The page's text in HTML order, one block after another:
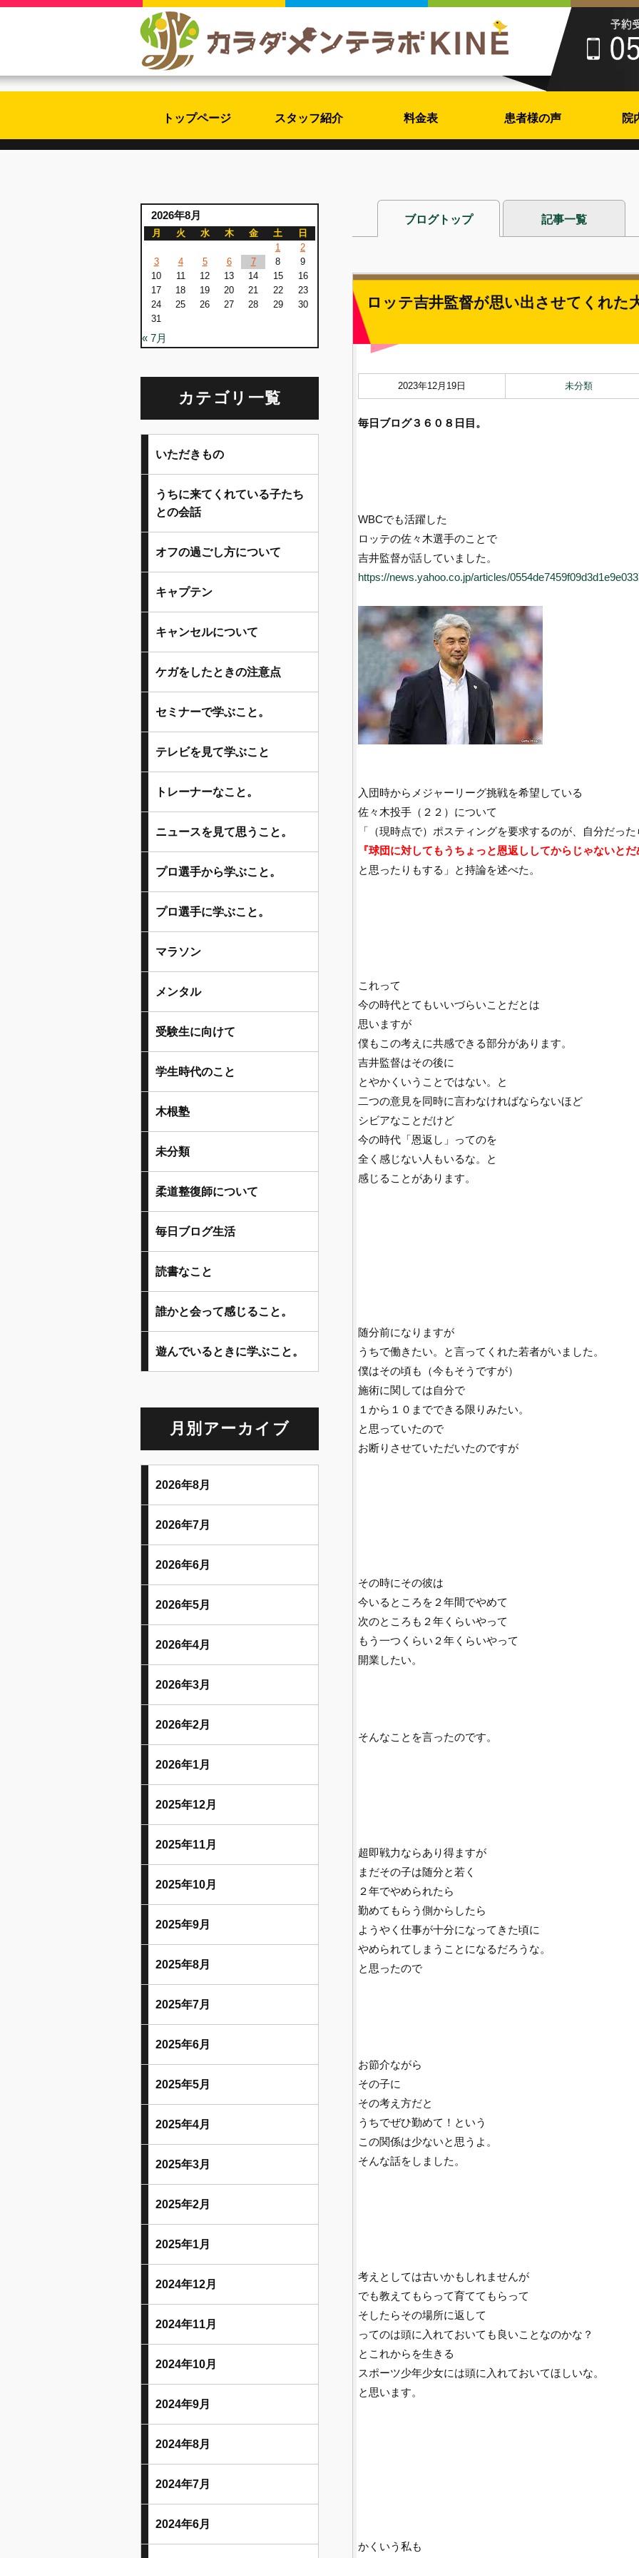
トップページ スタッフ紹介 料金表 患者様の声 院
ブログトップ 記事一覧
ロッテ吉井監督が思い出させてくれた
2023年12月19日 未分類
毎日ブログ３６０８ 日目。
WBCでも活躍した
ロッテの佐々木選手のことで
吉井監督が話していました。
https://news.yahoo.co.jp/articles/
入団時からメジャーリーグ挑戦を希望している
佐々木投手（２２）について
「（現時点で）ポスティングを要求するのが、自分だった
『球団に対してもうちょっと恩返ししてからじゃないとだ
と思ったりもする」と持論を述べた。
これって
今の時代とてもいいづらいことだとは
思いますが
僕もこの考えに共感できる部分があります。
吉井監督はその後に
とやかくいうことではない。と
二つの意見を同時に言わなければならないほど
シビアなことだけど
今の時代「恩返し」ってのを
全く感じない人もいるな。と
感じることがあります。
随分前になりますが
うちで働きたい。と言ってくれた若者がいました。
僕はその頃も（今もそうですが）
施術に関しては自分で
１から１０までできる限りみたい。
と思っていたので
お断りさせていただいたのですが
その時にその彼は
今いるところを２年間でやめて
次のところも２年くらいやって
もう一つくらい２年くらいやって
開業したい。
そんなことを言ったのです。
超即戦力ならあり得ますが
まだその子は随分と若く
２年でやめられたら
勤めてもらう側からしたら
ようやく仕事が十分になってきた頃に
やめられてしまうことになるだろうな。
と思ったので
お節介ながら
その子に
その考え方だと
うちでぜひ勤めて！という
この関係は少ないと思うよ。
そんな話をしました。
考えとしては古いかもしれませんが
でも教えてもらって育ててもらって
そしたらその場所に返して
ってのは頭に入れておいても良いことなのかな？
とこれからを生きる
スポーツ少年少女には頭に入れておいてほしいな。
と思います。
かくいう私も
2026年8月
月 火 水 木 金 土
日
1
2
3
4 5 6 7 8
9
10
11 12 13 14 15
16
17
18 19 20 21 22
23
24
25 26 27 28 29
30
31
« 7月
カテゴリ一覧
いただきもの
うちに来てくれている子たち
との会話
オフの過ごし方について
キャプテン
キャンセルについて
ケガをしたときの注意点
セミナーで学ぶこと。
テレビを見て学ぶこと
トレーナーなこと。
ニュースを見て思うこと。
プロ選手から学ぶこと。
プロ選手に学ぶこと。
マラソン
メンタル
受験生に向けて
学生時代のこと
木根塾
未分類
柔道整復師について
毎日ブログ生活
読書なこと
誰かと会って感じること。
遊んでいるときに学ぶこと。
月別アーカイブ
2026年8月
2026年7月
2026年6月
2026年5月
2026年4月
2026年3月
2026年2月
2026年1月
2025年12月
2025年11月
2025年10月
2025年9月
2025年8月
2025年7月
2025年6月
2025年5月
2025年4月
2025年3月
2025年2月
2025年1月
2024年12月
2024年11月
2024年10月
2024年9月
2024年8月
2024年7月
2024年6月